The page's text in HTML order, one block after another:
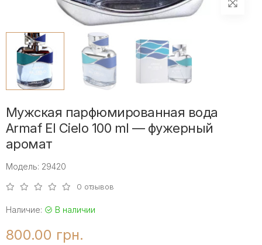
Мужская парфюмированная вода
Armaf El Cielo 100 ml — фужерный
аромат
Модель: 29420
0 отзывов
Наличие: В наличии
800.00 грн.